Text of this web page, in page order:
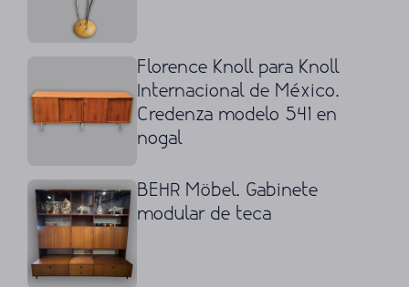
Florence Knoll para Knoll
Internacional de México.
Credenza modelo 541 en
nogal
BEHR Möbel. Gabinete
modular de teca